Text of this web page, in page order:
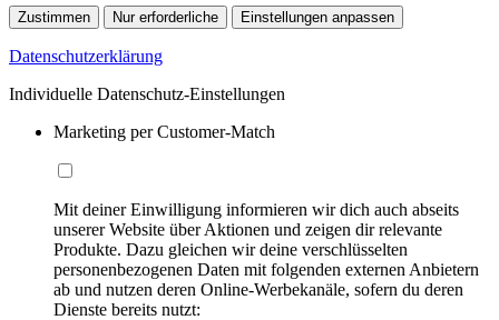
Zustimmen Nur erforderliche Einstellungen anpassen
Datenschutzerklärung
Individuelle Datenschutz-Einstellungen
Marketing per Customer-Match
Mit deiner Einwilligung informieren wir dich auch abseits
unserer Website über Aktionen und zeigen dir relevante
Produkte. Dazu gleichen wir deine verschlüsselten
personenbezogenen Daten mit folgenden externen Anbietern
ab und nutzen deren Online-Werbekanäle, sofern du deren
Dienste bereits nutzt: